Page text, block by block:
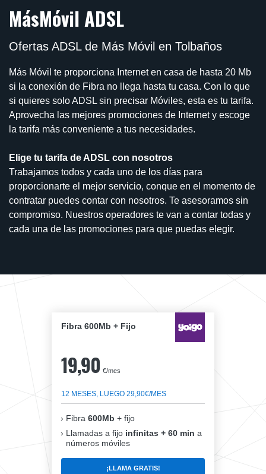
MásMóvil ADSL
Ofertas ADSL de Más Móvil en Tolbaños
Más Móvil te proporciona Internet en casa de hasta 20 Mb
si la conexión de Fibra no llega hasta tu casa. Con lo que
si quieres solo ADSL sin precisar Móviles, esta es tu tarifa.
Aprovecha las mejores promociones de Internet y escoge
la tarifa más conveniente a tus necesidades.
Elige tu tarifa de ADSL con nosotros
Trabajamos todos y cada uno de los días para
proporcionarte el mejor servicio, conque en el momento de
contratar puedes contar con nosotros. Te asesoramos sin
compromiso. Nuestros operadores te van a contar todas y
cada una de las promociones para que puedas elegir.
Fibra 600Mb + Fijo
19,90 €/mes
12 MESES, LUEGO 29,90€/MES
Fibra 600Mb + fijo
Llamadas a fijo infinitas + 60 min a
números móviles
¡LLAMA GRATIS!